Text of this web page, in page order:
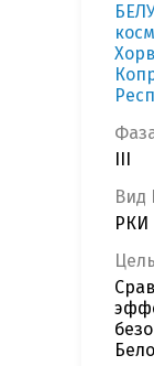
Вид
РКИ